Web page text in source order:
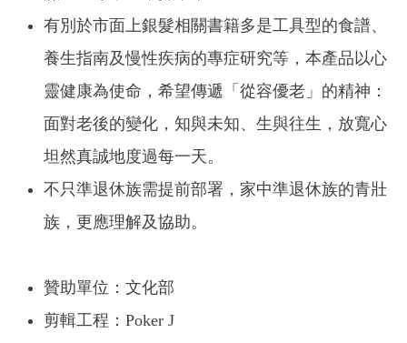
有別於市面上銀髮相關書籍多是工具型的食譜、
養生指南及慢性疾病的專症研究等，本產品以心
靈健康為使命，希望傳遞「從容優老」的精神：
面對老後的變化，知與未知、生與往生，放寬心
坦然真誠地度過每一天。
不只準退休族需提前部署，家中準退休族的青壯
族，更應理解及協助。
贊助單位：文化部
剪輯工程：Poker J